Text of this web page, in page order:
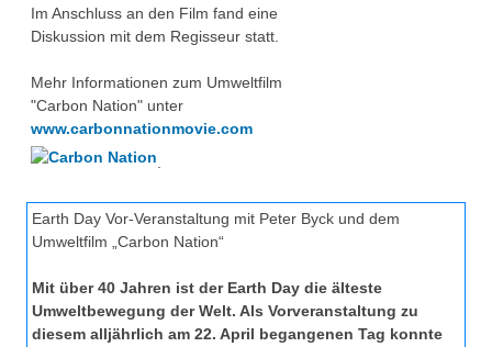
Benzolring-Archiv
Im Anschluss an den Film fand eine
Diskussion mit dem Regisseur statt.
Mehr Informationen zum Umweltfilm
"Carbon Nation" unter
www.carbonnationmovie.com
Earth Day Vor-Veranstaltung mit Peter Byck und dem
Umweltfilm „Carbon Nation“
Mit über 40 Jahren ist der Earth Day die älteste
Umweltbewegung der Welt. Als Vorveranstaltung zu
diesem alljährlich am 22. April begangenen Tag konnte